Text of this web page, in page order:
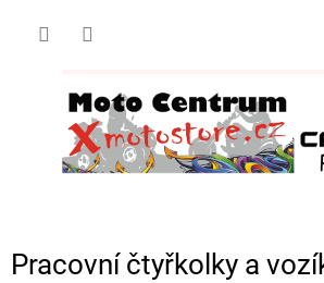
Pracovní čtyřkolky a